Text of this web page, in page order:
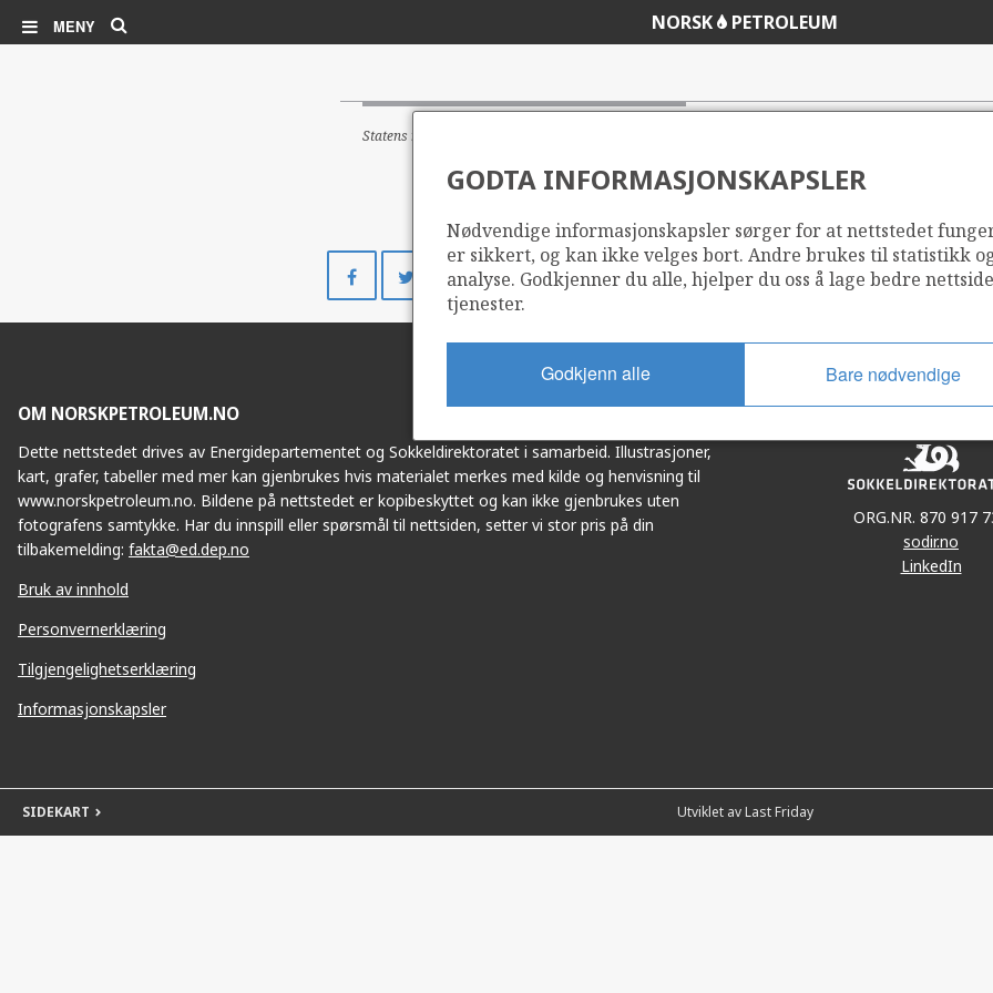
MENY NORSK PETROLEUM
Statens netto kontantstrøm fra petroleumsvirksomheten.
på
Facebook
Del
på
Twitter
Del
på
LinkedIn
Del
i
post
GODTA INFORMASJONSKAPSLER
Nødvendige informasjonskapsler sørger for at nettstedet
er sikkert, og kan ikke velges bort. Andre brukes til statistikk
analyse. Godkjenner du alle, hjelper du oss å lage bedre
tjenester.
Godkjenn alle Bare nødvendige
OM NORSKPETROLEUM.NO
Dette nettstedet drives av Energidepartementet og Sokkeldirektoratet i samarbeid. Illustrasjoner,
kart, grafer, tabeller med mer kan gjenbrukes hvis materialet merkes med kilde og henvisning til
www.norskpetroleum.no. Bildene på nettstedet er kopibeskyttet og kan ikke gjenbrukes uten
fotografens samtykke. Har du innspill eller spørsmål til nettsiden, setter vi stor pris på din
tilbakemelding: fakta@ed.dep.no
Bruk av innhold
Personvernerklæring
Tilgjengelighetserklæring
Informasjonskapsler
ORG.NR. 870 917
sodir.no
LinkedIn
SIDEKART Utviklet av Last Friday